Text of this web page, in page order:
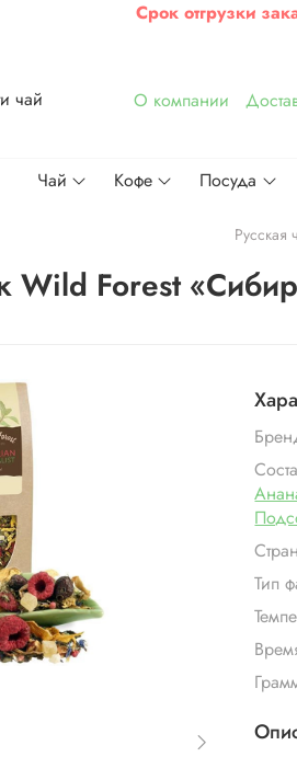
Срок отгрузки
чай О компании
Чай Кофе Посуда
Русская
Wild Forest
Тип